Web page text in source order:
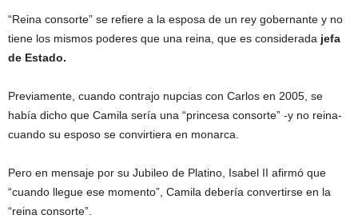
“Reina consorte” se refiere a la esposa de un rey gobernante y no
tiene los mismos poderes que una reina, que es considerada jefa
de Estado.
Previamente, cuando contrajo nupcias con Carlos en 2005, se
había dicho que Camila sería una “princesa consorte” -y no reina-
cuando su esposo se convirtiera en monarca.
Pero en mensaje por su Jubileo de Platino, Isabel II afirmó que
“cuando llegue ese momento”, Camila debería convertirse en la
“reina consorte”.